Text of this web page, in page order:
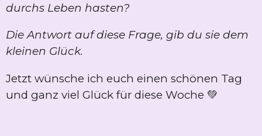
durchs Leben hasten?
Die Antwort auf diese Frage, gib du sie dem
kleinen Glück.
Jetzt wünsche ich euch einen schönen Tag
und ganz viel Glück für diese Woche 💚